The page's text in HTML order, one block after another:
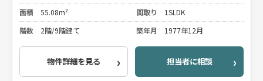
面積
55.08m² 間取り
1SLDK
階数
2階/9階建て 築年月 1977年12月
物件詳細を見る 担当者に相談